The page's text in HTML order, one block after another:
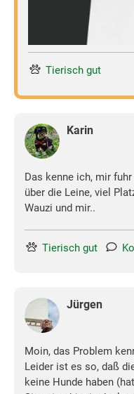
Tierisch gut
Karin
Das kenne ich, mir
über die Leine, viel
Wauzi und mir..
Tierisch gut
Jürgen
Moin, das Problem
Leider ist es so, daß
keine Hunde haben